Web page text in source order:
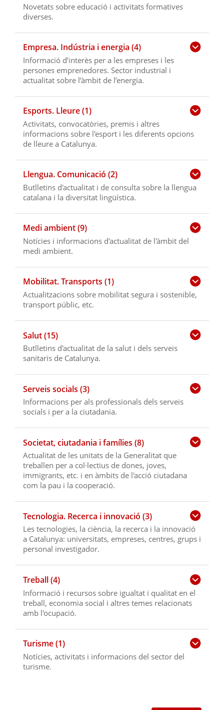
Novetats sobre educació i activitats formatives
diverses.
Empresa. Indústria i energia (4)
Informació d’interès per a les empreses i les
persones emprenedores. Sector industrial i
actualitat sobre l’àmbit de l’energia.
Esports. Lleure (1)
Activitats, convocatòries, premis i altres
informacions sobre l'esport i les diferents opcions
de lleure a Catalunya.
Llengua. Comunicació (2)
Butlletins d'actualitat i de consulta sobre la llengua
catalana i la diversitat lingüística.
Medi ambient (9)
Notícies i informacions d'actualitat de l'àmbit del
medi ambient.
Mobilitat. Transports (1)
Actualitzacions sobre mobilitat segura i sostenible,
transport públic, etc.
Salut (15)
Butlletins d'actualitat de la salut i dels serveis
sanitaris de Catalunya.
Serveis socials (3)
Informacions per als professionals dels serveis
socials i per a la ciutadania.
Societat, ciutadania i famílies (8)
Actualitat de les unitats de la Generalitat que
treballen per a col·lectius de dones, joves,
immigrants, etc. i en àmbits de l'acció ciutadana
com la pau i la cooperació.
Tecnologia. Recerca i innovació (3)
Les tecnologies, la ciència, la recerca i la innovació
a Catalunya: universitats, empreses, centres, grups i
personal investigador.
Treball (4)
Informació i recursos sobre igualtat i qualitat en el
treball, economia social i altres temes relacionats
amb l'ocupació.
Turisme (1)
Notícies, activitats i informacions del sector del
turisme.